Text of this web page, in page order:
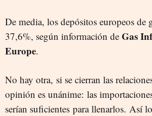
De media, los depósitos europeos de
37,6%, según información de Gas
Europe.
No hay otra, si se cierran las
opinión es unánime: las
serían suficientes para llenarlos. Así